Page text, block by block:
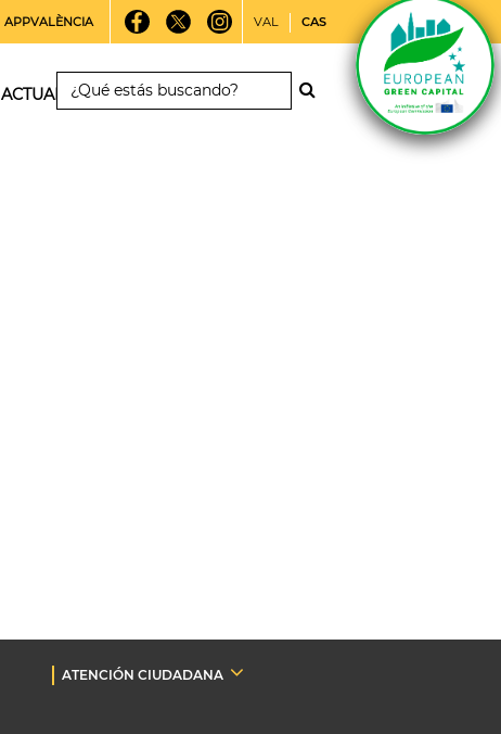
APPVALÈNCIA VAL CAS
ACTUALIDAD
ATENCIÓN CIUDADANA